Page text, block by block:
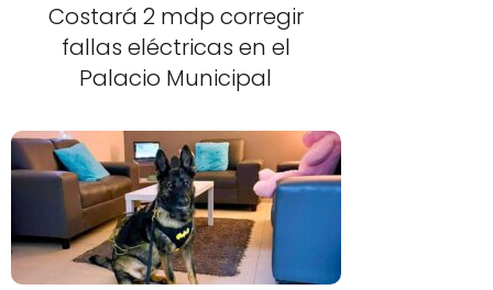
Costará 2 mdp corregir
fallas eléctricas en el
Palacio Municipal